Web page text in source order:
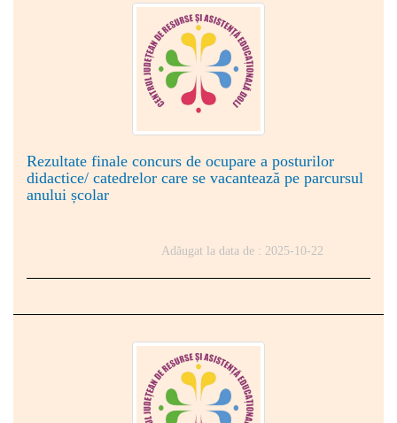
Rezultate finale concurs de ocupare a posturilor
didactice/ catedrelor care se vacantează pe parcursul
anului școlar
Adăugat la data de : 2025-10-22